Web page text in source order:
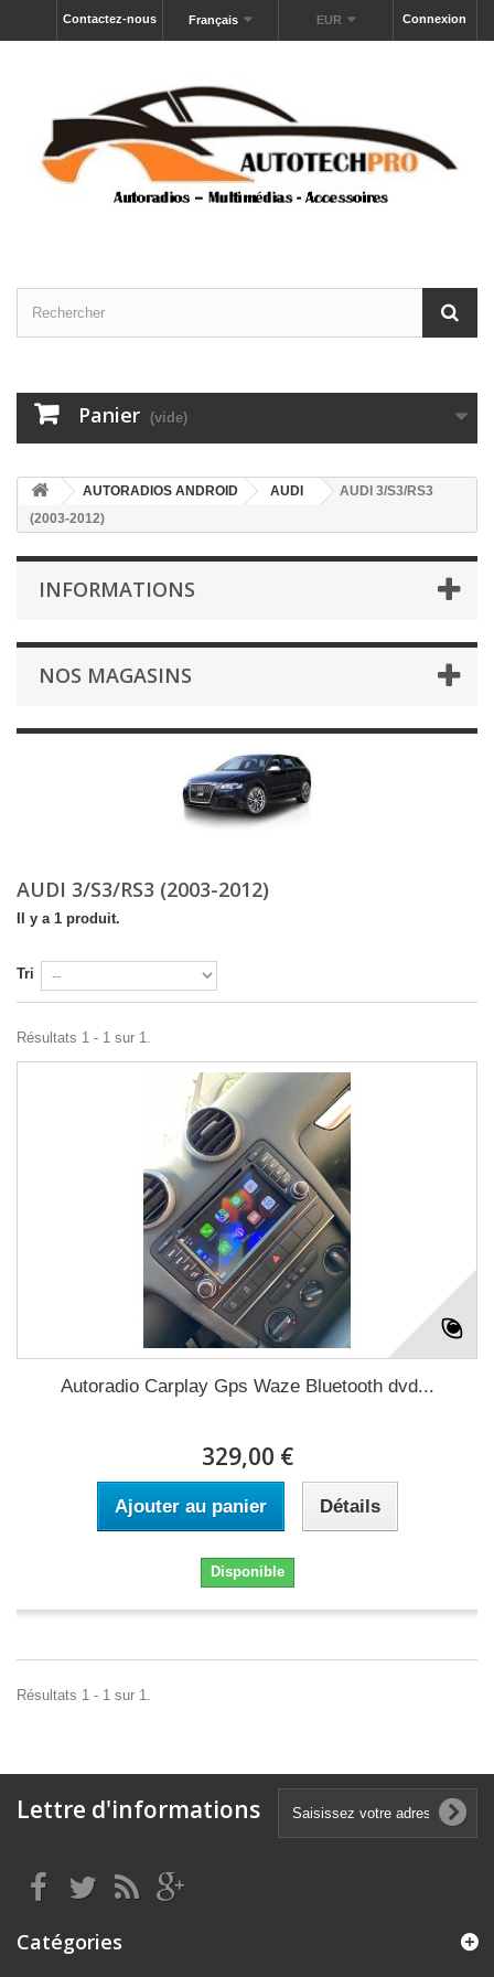
Connexion
EUR
Français
Contactez-nous
Panier (vide)
AUTORADIOS ANDROID AUDI
AUDI 3/S3/RS3
(2003-2012)
INFORMATIONS
NOS MAGASINS
AUDI 3/S3/RS3 (2003-2012)
Il y a 1 produit.
Tri
Résultats 1 - 1 sur 1.
Autoradio Carplay Gps Waze Bluetooth dvd...
329,00 €
Ajouter au panier Détails
Disponible
Résultats 1 - 1 sur 1.
Lettre d'informations
Catégories